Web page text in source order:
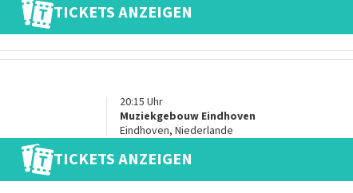
TICKETS ANZEIGEN
20:15 Uhr
Muziekgebouw Eindhoven
Eindhoven, Niederlande
TICKETS ANZEIGEN